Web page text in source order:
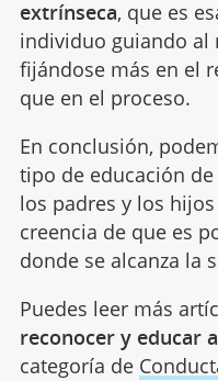
extrínseca, que es
individuo guiando al
fijándose más en el
que en el proceso.
En conclusión,
tipo de educación
los padres y los
creencia de que es
donde se alcanza la
Puedes leer más
reconocer y educar
categoría de